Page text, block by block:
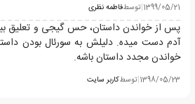
1399/05/21
|توسطفاطمه نظری
پس از خواندن داستان، حس گیجی و تعلیق
آدم دست میده. دلیلش به سورئال بودن
خواندن مجدد داستان باشه.
1398/05/23
|توسطکاربر سایت